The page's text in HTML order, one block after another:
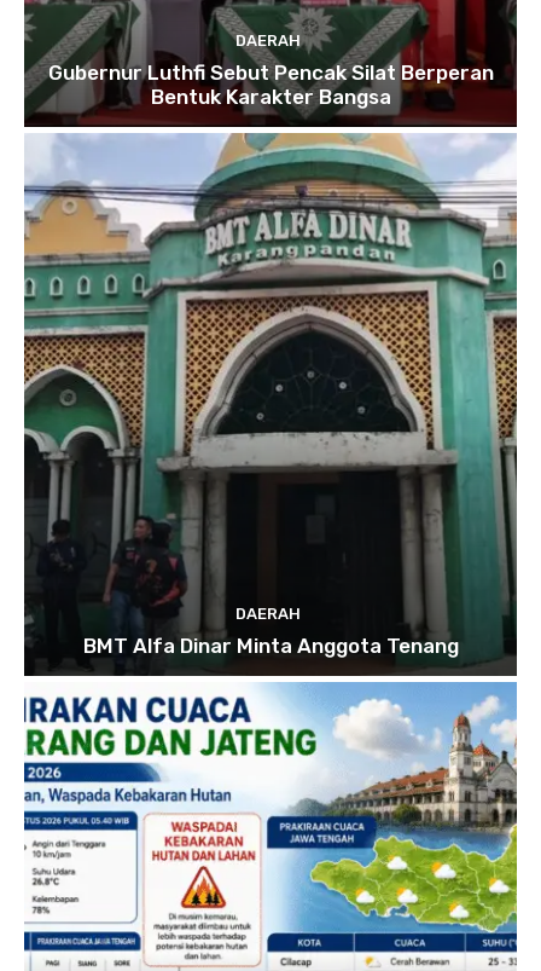
DAERAH
Gubernur Luthfi Sebut Pencak Silat Berperan
Bentuk Karakter Bangsa
DAERAH
BMT Alfa Dinar Minta Anggota Tenang